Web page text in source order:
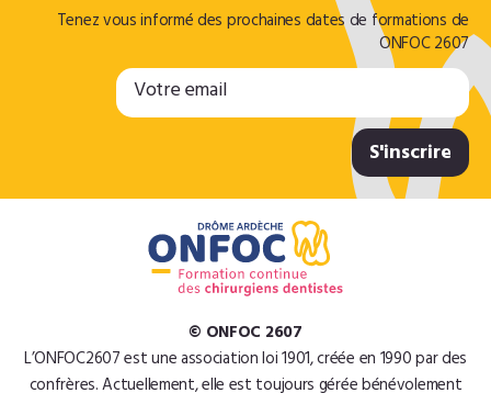
Tenez vous informé des prochaines dates de formations de
ONFOC 2607
© ONFOC 2607
L’ONFOC2607 est une association loi 1901, créée en 1990 par des